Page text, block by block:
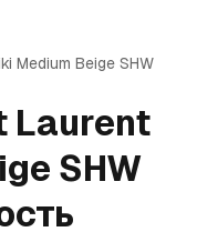
Medium Beige SHW
Laurent
SHW